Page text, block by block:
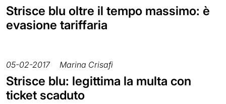
Strisce blu oltre il tempo massimo: è
evasione tariffaria
05-02-2017 Marina Crisafi
Strisce blu: legittima la multa con
ticket scaduto